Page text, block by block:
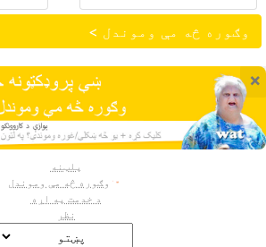
وګوره څه مې وموندل >
×
پلټنه
وګوره څه مې وموندل
د خدمت په اړه
نظر